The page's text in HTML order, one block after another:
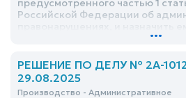
предусмотренного частью 1
Российской Федерации об
наказание в виде обязательных
...
РЕШЕНИЕ ПО ДЕЛУ № 2А-
29.08.2025
Производство - Административное